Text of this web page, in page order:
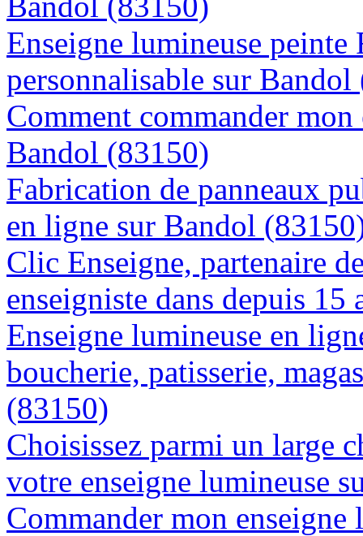
Enseigne lumineuse
personnalisable sur
Comment commander
Bandol (83150)
Fabrication de panneaux
en ligne sur Bandol
Clic Enseigne, partenaire
enseigniste dans depuis
Enseigne lumineuse en
boucherie, patisserie,
(83150)
Choisissez parmi un large
votre enseigne lumineuse
Commander mon